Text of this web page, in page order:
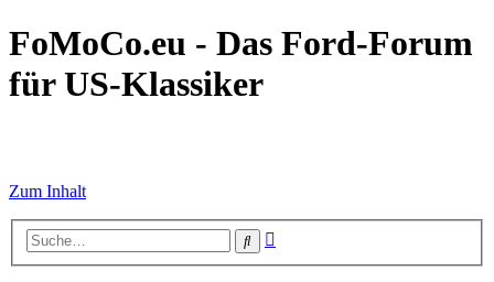
FoMoCo.eu - Das Ford-Forum
für US-Klassiker
Zum Inhalt
Suche